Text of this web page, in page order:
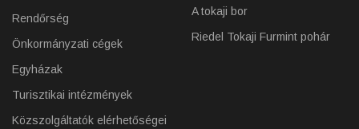
Rendőrség
Önkormányzati cégek
Egyházak
Turisztikai intézmények
Közszolgáltatók elérhetőségei
A tokaji bor
Riedel Tokaji Furmint pohár